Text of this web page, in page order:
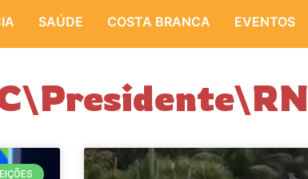
SAÚDE COSTA BRANCA EVENTOS